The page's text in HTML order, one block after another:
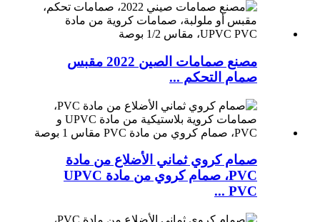
مصنع صمامات الصين 2022 مقبس
صمام التحكم ...
صمام كروي ثماني الأضلاع من مادة
PVC، صمام كروي من مادة UPVC
PVC ...